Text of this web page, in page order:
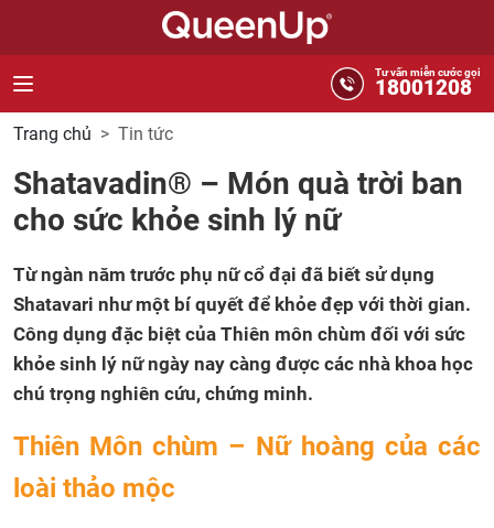
Tư vấn miễn cước gọi
18001208
Trang chủ Tin tức
Shatavadin® – Món quà trời ban
cho sức khỏe sinh lý nữ
Từ ngàn năm trước phụ nữ cổ đại đã biết sử dụng
Shatavari như một bí quyết để khỏe đẹp với thời gian.
Công dụng đặc biệt của Thiên môn chùm đối với sức
khỏe sinh lý nữ ngày nay càng được các nhà khoa học
chú trọng nghiên cứu, chứng minh.
Thiên Môn chùm – Nữ hoàng của các
loài thảo mộc